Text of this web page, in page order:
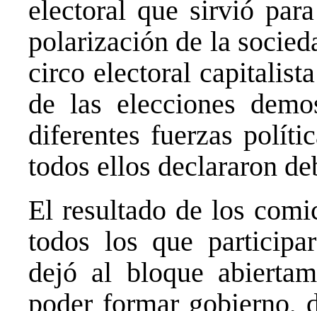
electoral que sirvió
polarización de la
circo electoral
de las elecciones
diferentes fuerzas
todos ellos declararon
El resultado de los
todos los que
dejó al bloque
poder formar gobierno,